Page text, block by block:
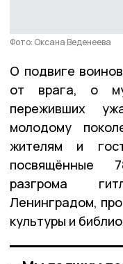
Фото: Оксана Веденеева
О подвиге
от врага, о
переживших
молодому
жителям и
посвящённые
разгрома
Ленинградом,
культуры и